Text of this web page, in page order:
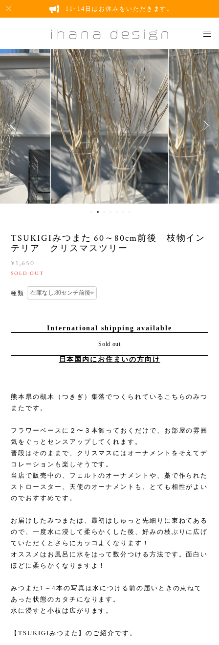
11~14日はお休みをいただきます。
TSUKIGIみつまた 60～80cm前後 枝物イン
テリア クリスマスツリー
¥1,650
SOLD OUT
種類
International shipping available
Sold out
日本国内にお住まいの方向け
熊本県の槻木（つきぎ）集落でつくられているこちらのみつ
またです。
フラワーベースに２〜３本飾っておくだけで、お部屋の雰囲
気をぐっとセンスアップしてくれます。
普段はそのままで、クリスマスにはオーナメントをそえてデ
コレーションも楽しそうです。
当店で販売中の、フェルトのオーナメントや、藁で作られた
ストロースター、天使のオーナメントも、とても相性がよい
のでおすすめです。
お届けしたみつまたは、最初はしゅっと先細りに束ねてある
ので、一度水に浸して柔らかくした後、好みの枝ぶりに広げ
ていただくとさらにカッコよくなります！
オススメはお風呂に水をはって数分つける方法です。面白い
ほどに柔らかくなりますよ！
みつまた1～4本の写真は水につける前の届いときの束ねて
あった状態のカタチになります。
水に浸すと小枝は広がります。
【TSUKIGIみつまた】のご紹介です。